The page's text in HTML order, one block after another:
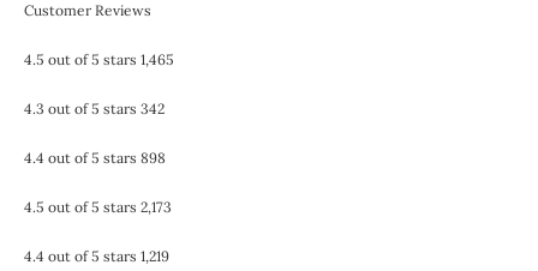
Customer Reviews
4.5 out of 5 stars 1,465
4.3 out of 5 stars 342
4.4 out of 5 stars 898
4.5 out of 5 stars 2,173
4.4 out of 5 stars 1,219